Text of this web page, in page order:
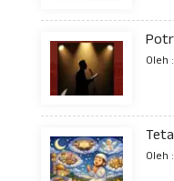
Oleh
Oleh